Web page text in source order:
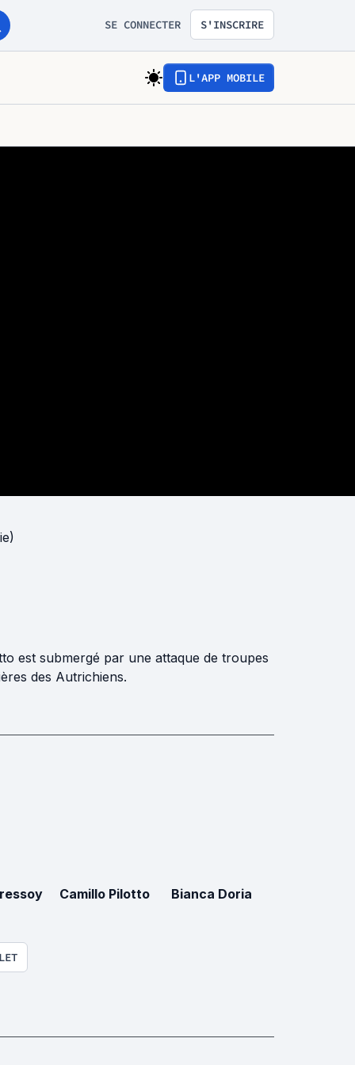
SE CONNECTER S'INSCRIRE
L'APP MOBILE
est submergé par une attaque de troupes
des Autrichiens.
Camillo Pilotto Bianca Doria